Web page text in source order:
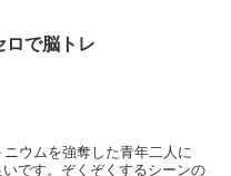
ロで脳トレ
ウムを強奪した青年二人に
です。ぞくぞくするシーンの